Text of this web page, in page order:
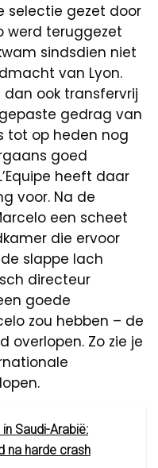
selectie gezet door
werd teruggezet
sindsdien niet
van Lyon.
ook transfervrij
gedrag van
tot op heden nog
goed
heeft daar
voor. Na de
een scheet
die ervoor
slappe lach
directeur
goede
zou hebben – de
overlopen. Zo zie je
Saudi-Arabië:
na harde crash